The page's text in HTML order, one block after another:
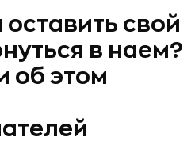
свой
в наем?
об этом